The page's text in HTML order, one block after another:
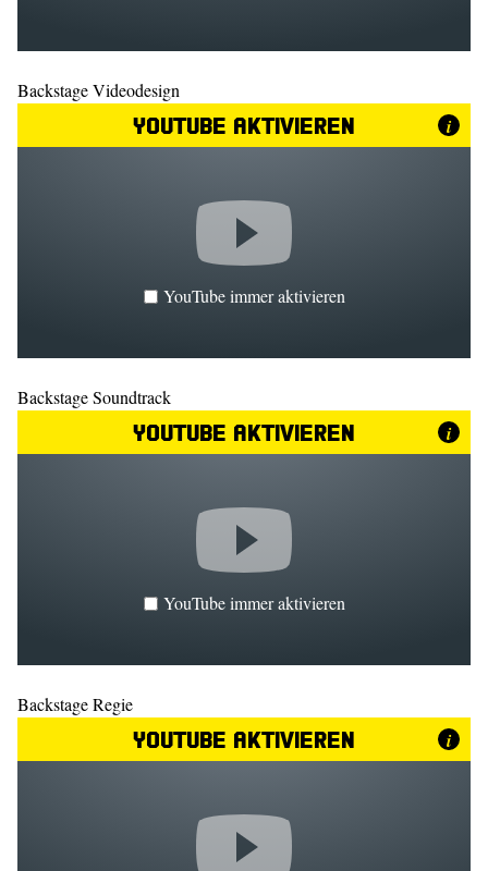
Backstage Videodesign
YouTube aktivieren i
YouTube immer aktivieren
Backstage Soundtrack
YouTube aktivieren i
YouTube immer aktivieren
Backstage Regie
YouTube aktivieren i